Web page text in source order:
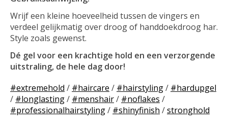
Wrijf een kleine hoeveelheid tussen de vingers en
verdeel gelijkmatig over droog of handdoekdroog har.
Style zoals gewenst.
Dé gel voor een krachtige hold en een verzorgende
uitstraling, de hele dag door!
#extremehold / #haircare / #hairstyling/ #hardupgel
/ #longlasting/ #menshair/ #noflakes /
#professionalhairstyling/ #shinyfinish /stronghold